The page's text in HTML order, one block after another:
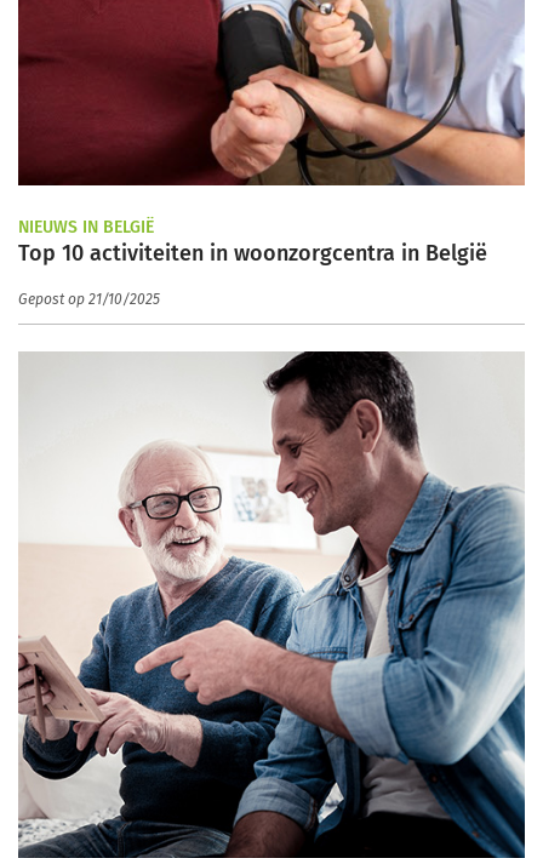
NIEUWS IN BELGIË
Top 10 activiteiten in woonzorgcentra in België
Gepost op 21/10/2025